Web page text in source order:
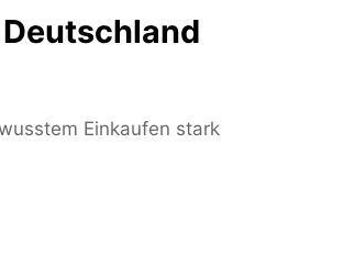
Einkaufen stark